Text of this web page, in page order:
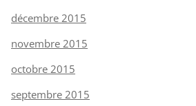
décembre 2015
novembre 2015
octobre 2015
septembre 2015